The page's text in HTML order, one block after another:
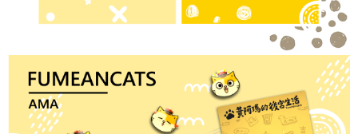
易，需依本服務之必要範圍內提供個人資料，並將交易相關給付款項請求債
權轉讓予恩沛科技股份有限公司。
「AFTEE先享後付」，若未經同意申辦者引起之損失，本公司不負相關責
任。
４．使用「AFTEE先享後付」時，將依據個別帳號之用戶狀況，依本公司即
時審查核予不同之上限額度；若仍有額度不足之情形，本公司將視審查結果
每筆NT$60，滿NT$1,500(含以上)免運費
付款後門市自取
免運費
貨到付款
每筆NT$90